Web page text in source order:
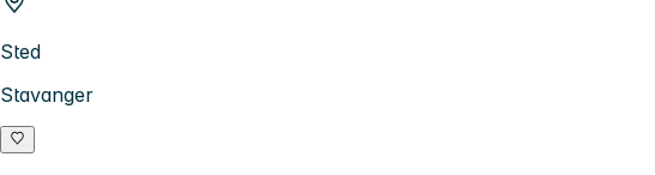
Sted
Stavanger